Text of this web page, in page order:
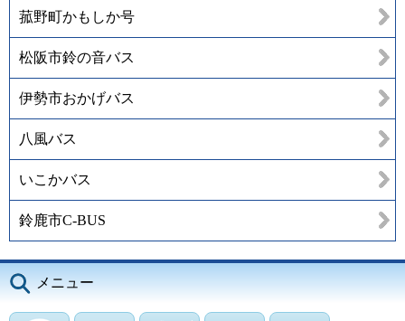
菰野町かもしか号
松阪市鈴の音バス
伊勢市おかげバス
八風バス
いこかバス
鈴鹿市C-BUS
メニュー